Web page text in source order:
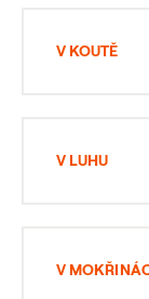
V KOUTĚ
V LUHU
V